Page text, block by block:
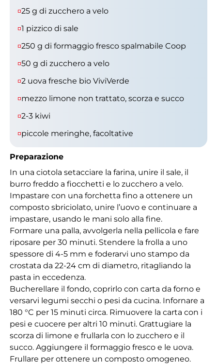
25 g di zucchero a velo
1 pizzico di sale
250 g di formaggio fresco spalmabile Coop
50 g di zucchero a velo
2 uova fresche bio ViviVerde
mezzo limone non trattato, scorza e succo
2-3 kiwi
piccole meringhe, facoltative
Preparazione
In una ciotola setacciare la farina, unire il sale, il
burro freddo a fiocchetti e lo zucchero a velo.
Impastare con una forchetta fino a ottenere un
composto sbriciolato, unire l’uovo e continuare a
impastare, usando le mani solo alla fine.
Formare una palla, avvolgerla nella pellicola e fare
riposare per 30 minuti. Stendere la frolla a uno
spessore di 4-5 mm e foderarvi uno stampo da
crostata da 22-24 cm di diametro, ritagliando la
pasta in eccedenza.
Bucherellare il fondo, coprirlo con carta da forno e
versarvi legumi secchi o pesi da cucina. Infornare a
180 °C per 15 minuti circa. Rimuovere la carta con i
pesi e cuocere per altri 10 minuti. Grattugiare la
scorza di limone e frullarla con lo zucchero e il
succo. Aggiungere il formaggio fresco e le uova.
Frullare per ottenere un composto omogeneo.